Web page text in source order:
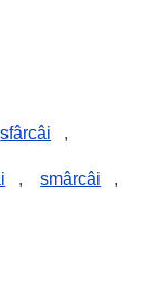
sfârcâi ,
, smârcâi ,